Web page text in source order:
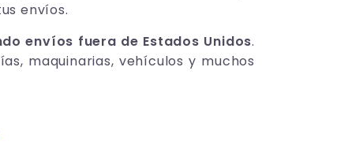
envíos.
envíos fuera de Estados Unidos.
maquinarias, vehículos y muchos